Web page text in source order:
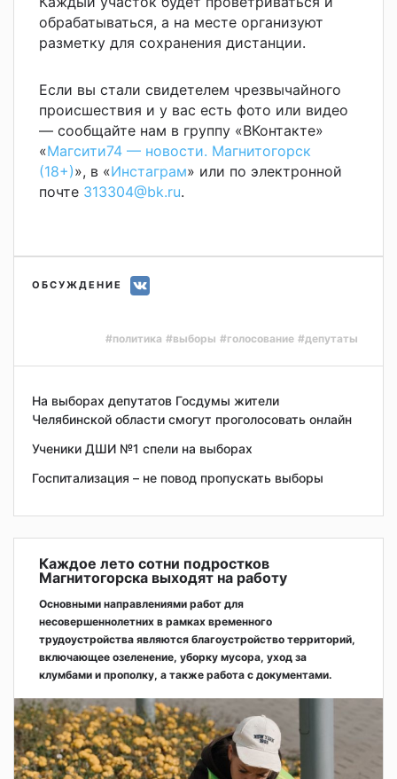
обрабатываться, а на месте организуют
разметку для сохранения дистанции.
Если вы стали свидетелем чрезвычайного
происшествия и у вас есть фото или видео
— сообщайте нам в группу «ВКонтакте»
«Магсити74 — новости. Магнитогорск
(18+)», в «Инстаграм» или по электронной
почте 313304@bk.ru.
ОБСУЖДЕНИЕ
#политика #выборы #голосование #депутаты
На выборах депутатов Госдумы жители
Челябинской области смогут проголосовать онлайн
Ученики ДШИ №1 спели на выборах
Госпитализация – не повод пропускать выборы
Каждое лето сотни подростков
Магнитогорска выходят на работу
Основными направлениями работ для
несовершеннолетних в рамках временного
трудоустройства являются благоустройство территорий,
включающее озеленение, уборку мусора, уход за
клумбами и прополку, а также работа с документами.